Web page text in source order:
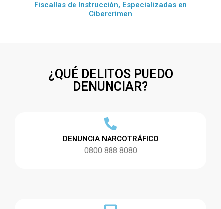
Fiscalías de Instrucción, Especializadas en
Cibercrimen
¿QUÉ DELITOS PUEDO
DENUNCIAR?
DENUNCIA NARCOTRÁFICO
0800 888 8080